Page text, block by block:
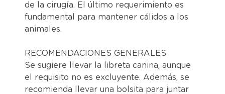
de la cirugía. El último requerimiento es
fundamental para mantener cálidos a los
animales.
RECOMENDACIONES GENERALES
Se sugiere llevar la libreta canina, aunque
el requisito no es excluyente. Además, se
recomienda llevar una bolsita para juntar